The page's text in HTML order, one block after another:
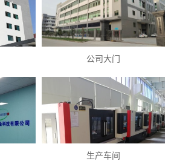
公司大门
生产车间